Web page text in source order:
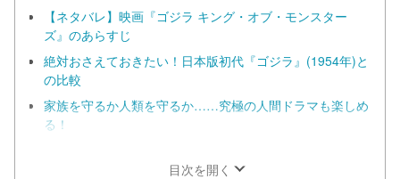
【ネタバレ】映画『ゴジラ キング・オブ・モンスター
ズ』のあらすじ
絶対おさえておきたい！日本版初代『ゴジラ』(1954年)と
の比較
家族を守るか人類を守るか……究極の人間ドラマも楽しめ
る！
目次を開く